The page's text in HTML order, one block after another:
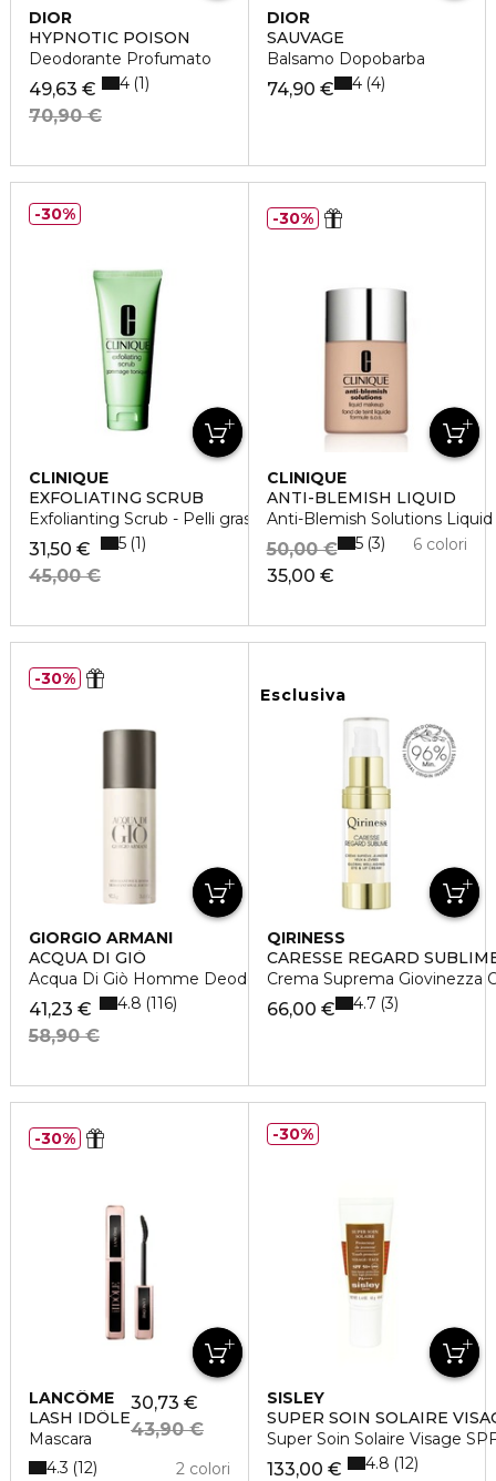
DIOR
HYPNOTIC POISON
Deodorante Profumato
49,63 €
70,90 €
4 1
DIOR
SAUVAGE
Balsamo Dopobarba
74,90 € 4 4
CLINIQUE
EXFOLIATING SCRUB
Exfolianting Scrub - Pelli grasse
31,50 €
45,00 €
5 1
30%
CLINIQUE
ANTI-BLEMISH LIQUID
Anti-Blemish Solutions
35,00 €
50,00 € 6 colori
5 3
30%
GIORGIO ARMANI
ACQUA DI GIÒ
Acqua Di Giò Homme Deodorante
41,23 €
58,90 €
4.8 116
30%
Esclusiva
QIRINESS
CARESSE REGARD
Crema Suprema Giovinezza
66,00 € 4.7 3
LANCÔME
LASH IDÔLE
Mascara
30,73 €
43,90 €
2 colori
4.3 12
30%
SISLEY
SUPER SOIN SOLAIRE
Super Soin Solaire Visage
133,00 €
4.8 12
30%